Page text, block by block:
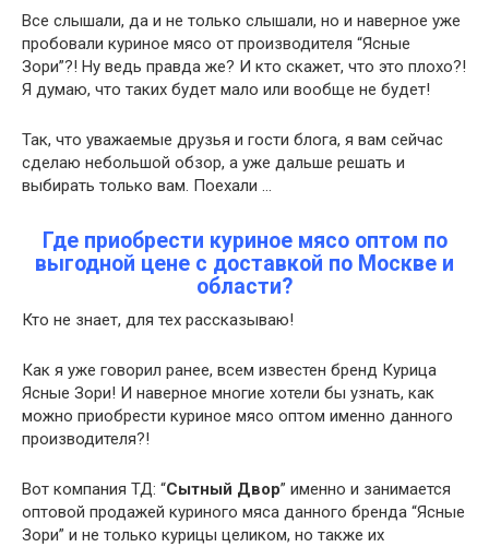
Все слышали, да и не только слышали, но и наверное уже
пробовали куриное мясо от производителя “Ясные
Зори”?! Ну ведь правда же? И кто скажет, что это плохо?!
Я думаю, что таких будет мало или вообще не будет!
Так, что уважаемые друзья и гости блога, я вам сейчас
сделаю небольшой обзор, а уже дальше решать и
выбирать только вам. Поехали …
Где приобрести куриное мясо оптом по
выгодной цене с доставкой по Москве и
области?
Кто не знает, для тех рассказываю!
Как я уже говорил ранее, всем известен бренд Курица
Ясные Зори! И наверное многие хотели бы узнать, как
можно приобрести куриное мясо оптом именно данного
производителя?!
Вот компания ТД: “Сытный Двор” именно и занимается
оптовой продажей куриного мяса данного бренда “Ясные
Зори” и не только курицы целиком, но также их